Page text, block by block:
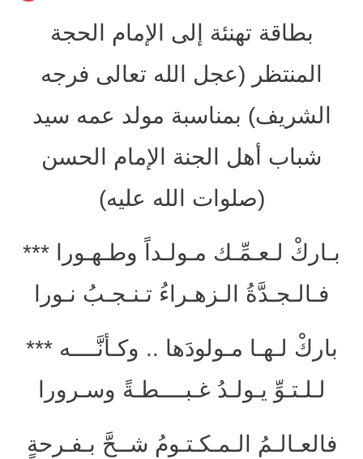
بطاقة تهنئة إلى الإمام الحجة
المنتظر (عجل الله تعالى فرجه
الشريف) بمناسبة مولد عمه سيد
شباب أهل الجنة الإمام الحسن
(صلوات الله عليه)
بـاركْ لـعـمِّـك مـولـداً وطـهـورا ***
فـالـجـدَّةُ الـزهـراءُ تـنـجـبُ نـورا
باركْ لـهـا مـولودَها .. وكـأنَّــــه ***
لـلـتـوِّ يـولـدُ غـبــــطـةً وسـرورا
فالعـالـمُ الـمـكـتـومُ شــحَّ بـفـرحةٍ